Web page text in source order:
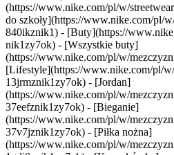
(https://www.nike.com/pl/w/
do szkoły](https://www.nike.com/pl/
840ikznik1) - [Buty](https://
nik1zy7ok) - [Wszystkie buty]
(https://www.nike.com/pl/w/
[Lifestyle](https://www.nike.com/pl/
13jrmznik1zy7ok) - [Jordan]
(https://www.nike.com/pl/w/
37eefznik1zy7ok) - [Bieganie]
(https://www.nike.com/pl/w/
37v7jznik1zy7ok) - [Piłka nożna]
(https://www.nike.com/pl/w/